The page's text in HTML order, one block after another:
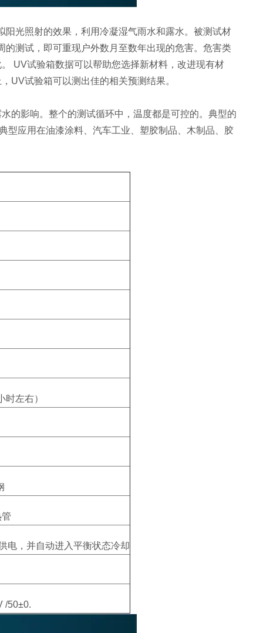
光照射的效果，利用冷凝湿气雨水和露水。被测试材
测试，即可重现户外数月至数年出现的危害。危害类
UV试验箱数据可以帮助您选择新材料，改进现有材
UV试验箱可以测出佳的相关预测结果。
的影响。整个的测试循环中，温度都是可控的。典型的
型应用在油漆涂料、汽车工业、塑胶制品、木制品、胶
左右）
电，并自动进入平衡状态冷却
/50±0.